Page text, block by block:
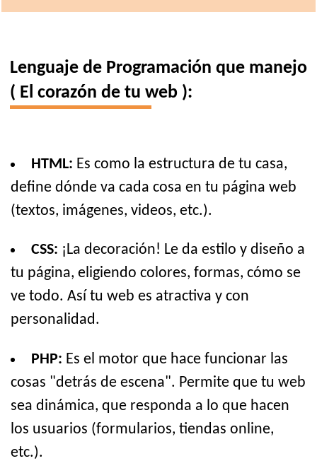
Lenguaje de Programación que manejo
( El corazón de tu web ):
HTML: Es como la estructura de tu casa,
define dónde va cada cosa en tu página web
(textos, imágenes, videos, etc.).
CSS: ¡La decoración! Le da estilo y diseño a
tu página, eligiendo colores, formas, cómo se
ve todo. Así tu web es atractiva y con
personalidad.
PHP: Es el motor que hace funcionar las
cosas "detrás de escena". Permite que tu web
sea dinámica, que responda a lo que hacen
los usuarios (formularios, tiendas online,
etc.).